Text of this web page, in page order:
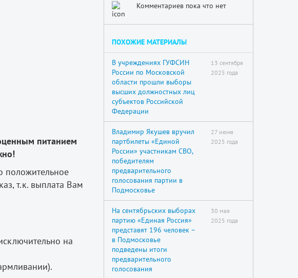
питанием
положительное
т.к. выплата Вам
на
Комментариев пока что нет
ПОХОЖИЕ МАТЕРИАЛЫ
В учреждениях ГУФСИН
России по Московской
области прошли выборы
высших должностных лиц
субъектов Российской
Федерации
13 сентября
2025 года
Владимир Якушев вручил
партбилеты «Единой
России» участникам СВО,
победителям
предварительного
голосования партии в
Подмосковье
27 июня
2025 года
На сентябрьских выборах
партию «Единая Россия»
представят 196 человек –
в Подмосковье
подведены итоги
предварительного
голосования
30 мая
2025 года